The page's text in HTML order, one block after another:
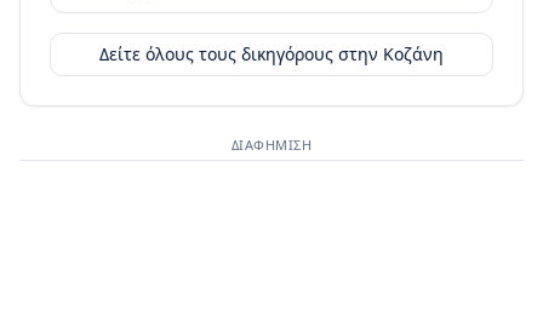
Δείτε όλους τους δικηγόρους στην Κοζάνη
ΔΙΑΦΉΜΙΣΗ